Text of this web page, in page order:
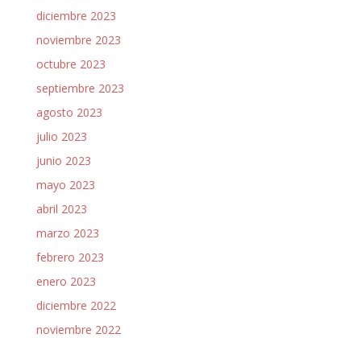
diciembre 2023
noviembre 2023
octubre 2023
septiembre 2023
agosto 2023
julio 2023
junio 2023
mayo 2023
abril 2023
marzo 2023
febrero 2023
enero 2023
diciembre 2022
noviembre 2022